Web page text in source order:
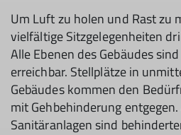
Um Luft zu holen und Rast zu
vielfältige Sitzgelegenheiten
Alle Ebenen des Gebäudes
erreichbar. Stellplätze in
Gebäudes kommen den
mit Gehbehinderung
Sanitäranlagen sind